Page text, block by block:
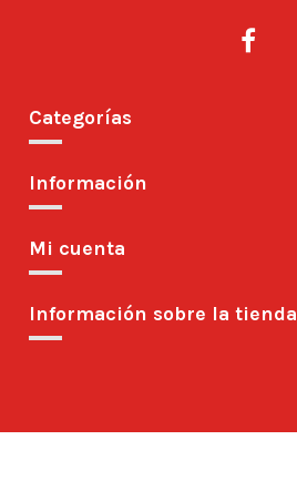
Categorías
Información
Mi cuenta
Información sobre la tienda